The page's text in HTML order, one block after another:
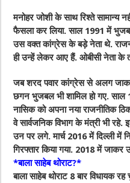
मनोहर जोशी के साथ रिश्ते सामान्य
फैसला कर लिया. साल 1991 में
उस वक्त कांग्रेस के बड़े नेता थे.
ही उन्हें लेकर आए हैं. ओबीसी नेता के
जब शरद पवार कांग्रेस से अलग जाकर
छगन भुजबल भी शामिल हो गए. साल
नासिक को अपना नया राजनीतिक
वे सार्वजनिक विभाग के मंत्री भी रहे.
उन पर लगे. मार्च 2016 में दिल्ली में
गिरफ्तार किया गया. 2018 में जाकर
*बाला साहेब थोराट?*
बाला साहेब थोराट 8 बार विधायक